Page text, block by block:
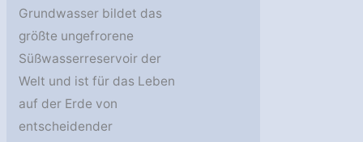
Grundwasser bildet das
größte ungefrorene
Süßwasserreservoir der
Welt und ist für das Leben
auf der Erde von
entscheidender